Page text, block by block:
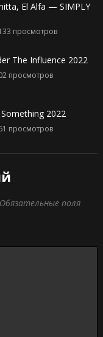
El Alfa — SIMPLY
просмотров
The Influence 2022
просмотров
2022
просмотров
Обязательные поля